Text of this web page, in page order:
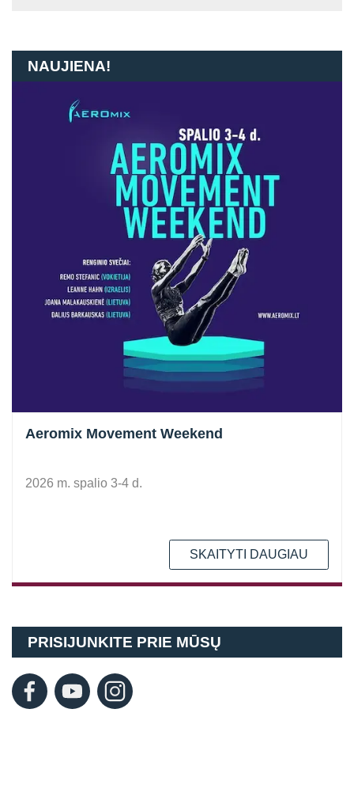
NAUJIENA!
Aeromix Movement Weekend
2026 m. spalio 3-4 d.
SKAITYTI DAUGIAU
PRISIJUNKITE PRIE MŪSŲ